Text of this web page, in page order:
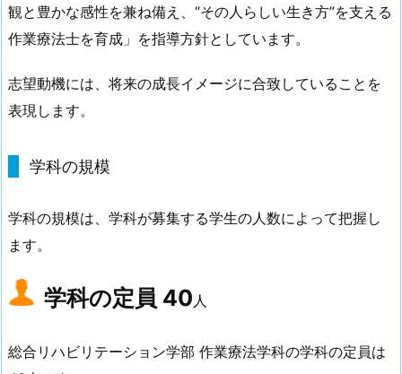
観と豊かな感性を兼ね備え、“その人らしい生き方”を支える
作業療法士を育成」を指導方針としています。
志望動機には、将来の成長イメージに合致していることを
表現します。
学科の規模
学科の規模は、学科が募集する学生の人数によって把握し
ます。
学科の定員 40人
総合リハビリテーション学部 作業療法学科の学科の定員は